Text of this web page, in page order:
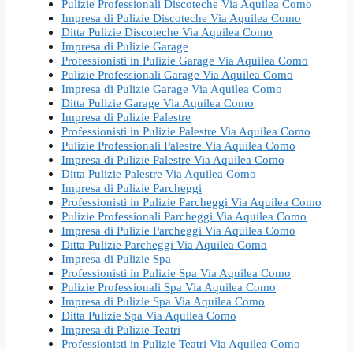
Pulizie Professionali Discoteche Via Aquilea Como
Impresa di Pulizie Discoteche Via Aquilea Como
Ditta Pulizie Discoteche Via Aquilea Como
Impresa di Pulizie Garage
Professionisti in Pulizie Garage Via Aquilea Como
Pulizie Professionali Garage Via Aquilea Como
Impresa di Pulizie Garage Via Aquilea Como
Ditta Pulizie Garage Via Aquilea Como
Impresa di Pulizie Palestre
Professionisti in Pulizie Palestre Via Aquilea Como
Pulizie Professionali Palestre Via Aquilea Como
Impresa di Pulizie Palestre Via Aquilea Como
Ditta Pulizie Palestre Via Aquilea Como
Impresa di Pulizie Parcheggi
Professionisti in Pulizie Parcheggi Via Aquilea Como
Pulizie Professionali Parcheggi Via Aquilea Como
Impresa di Pulizie Parcheggi Via Aquilea Como
Ditta Pulizie Parcheggi Via Aquilea Como
Impresa di Pulizie Spa
Professionisti in Pulizie Spa Via Aquilea Como
Pulizie Professionali Spa Via Aquilea Como
Impresa di Pulizie Spa Via Aquilea Como
Ditta Pulizie Spa Via Aquilea Como
Impresa di Pulizie Teatri
Professionisti in Pulizie Teatri Via Aquilea Como